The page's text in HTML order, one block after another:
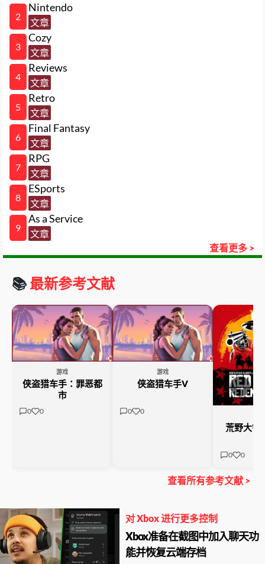
2
Nintendo
文章
3
Cozy
文章
4
Reviews
文章
5
Retro
文章
6
Final Fantasy
文章
7
RPG
文章
8
ESports
文章
9
As a Service
文章
查看更多 >
📚 最新参考文献
游戏
侠盗猎车手：罪恶都
市
0 0
游戏
侠盗猎车手V
0 0
荒野大镖
0 0
→
查看所有参考文献 >
对 Xbox 进行更多控制
Xbox准备在截图中加入聊天功
能并恢复云端存档